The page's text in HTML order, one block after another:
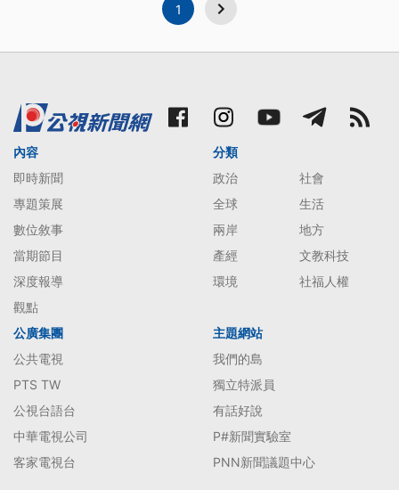
1
內容
即時新聞
專題策展
數位敘事
當期節目
深度報導
觀點
分類
政治
社會
全球
生活
兩岸
地方
產經
文教科技
環境
社福人權
公廣集團
公共電視
PTS TW
公視台語台
中華電視公司
客家電視台
主題網站
我們的島
獨立特派員
有話好說
P#新聞實驗室
PNN新聞議題中心